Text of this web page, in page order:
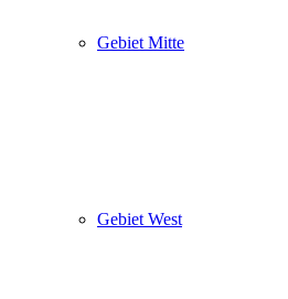
Gebiet Mitte
Gebiet West